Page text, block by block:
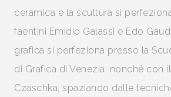
ceramica e la scultura si
faentini Emidio Galassi e Edo
grafica si perfeziona presso la
di Grafica di Venezia, nonché con
Czaschka, spaziando dalle